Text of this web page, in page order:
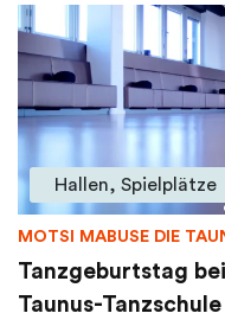
Hallen, Spielplätze
MOTSI MABUSE DIE
Tanzgeburtstag
Taunus-Tanzschule